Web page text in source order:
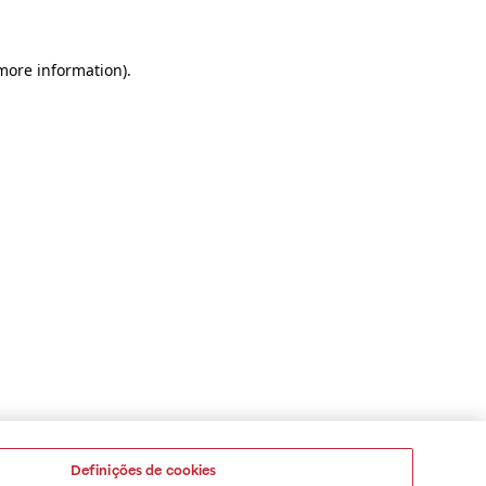
information).
Definições de cookies